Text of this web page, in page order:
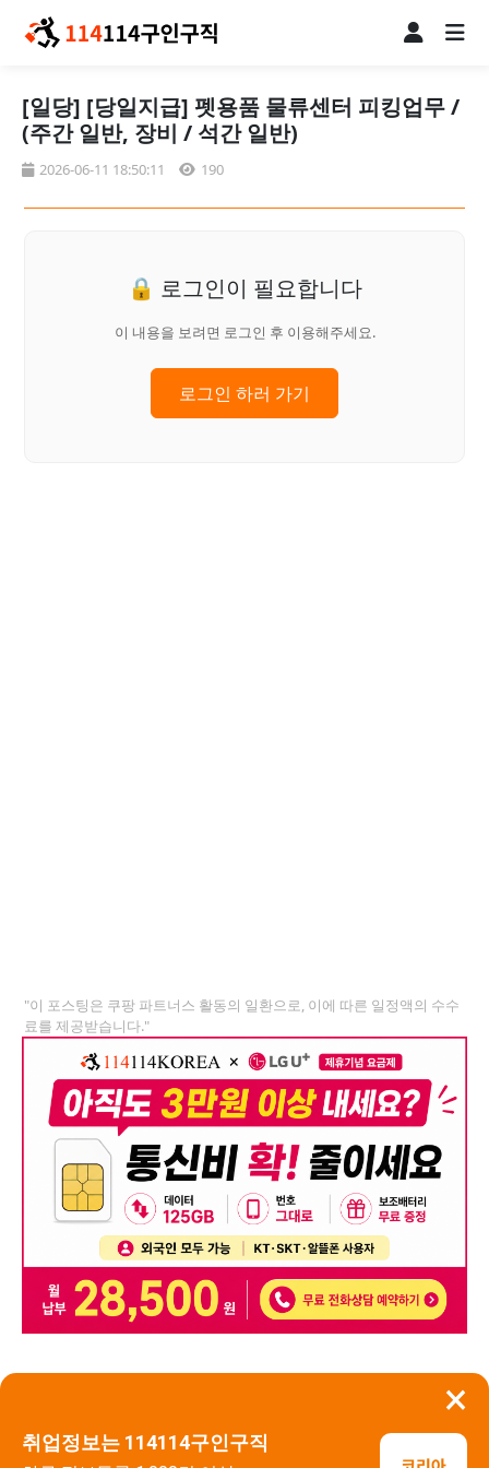
×
취업정보는 114114구인구직
[일당] [당일지급] 펫용품 물류센터 피킹업무 /
(주간 일반, 장비 / 석간 일반)
2026-06-11 18:50:11 190
🔒 로그인이 필요합니다
이 내용을 보려면 로그인 후 이용해주세요.
로그인 하러 가기
"이 포스팅은 쿠팡 파트너스 활동의 일환으로, 이에 따른 일정액의 수수
료를 제공받습니다."